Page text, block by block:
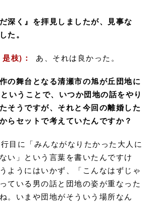
深く』を拝見しましたが、見事な
た。
枝)： あ、それは良かった。
の舞台となる清瀬市の旭が丘団地に
いうことで、いつか団地の話をやり
そうですが、それと今回の離婚した
らセットで考えていたんですか？
目に「みんながなりたかった大人に
い」という言葉を書いたんですけ
ようにはいかず、「こんなはずじゃ
ている男の話と団地の姿が重なった
。いまや団地がそういう場所なん